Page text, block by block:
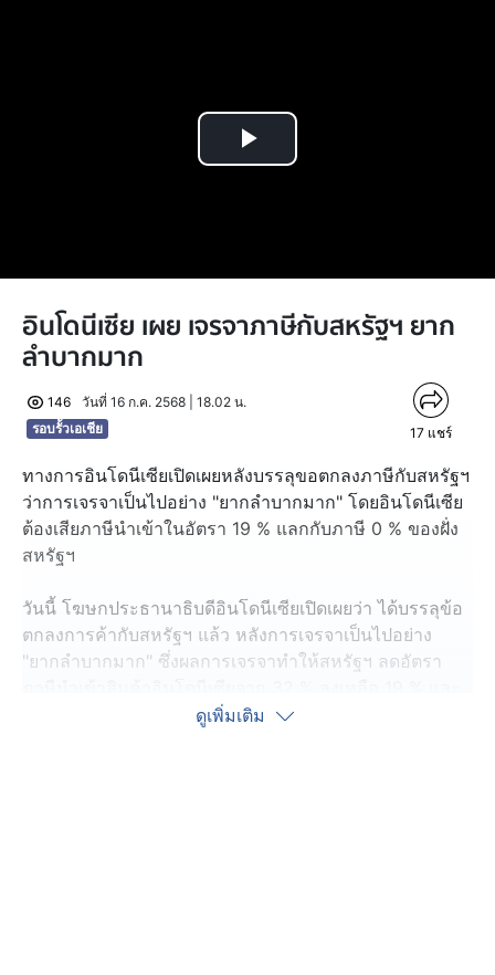
Play
อินโดนีเซีย เผย เจรจาภาษีกับสหรัฐฯ ยาก
ลำบากมาก
146
วันที่ 16 ก.ค. 2568 | 18.02 น.
รอบรั้วเอเชีย
17 แชร์
ทางการอินโดนีเซียเปิดเผยหลังบรรลุขอตกลงภาษีกับสหรัฐฯ
ว่าการเจรจาเป็นไปอย่าง "ยากลำบากมาก" โดยอินโดนีเซีย
ต้องเสียภาษีนำเข้าในอัตรา 19 % แลกกับภาษี 0 % ของฝั่ง
สหรัฐฯ
วันนี้ โฆษกประธานาธิบดีอินโดนีเซียเปิดเผยว่า ได้บรรลุข้อ
ตกลงการค้ากับสหรัฐฯ แล้ว หลังการเจรจาเป็นไปอย่าง
"ยากลำบากมาก" ซึ่งผลการเจรจาทำให้สหรัฐฯ ลดอัตรา
กับการที่อินโดนีเซียยอมตกลงที่จะเก็บภาษีสินค้าจากสหรัฐฯ
ดูเพิ่มเติม